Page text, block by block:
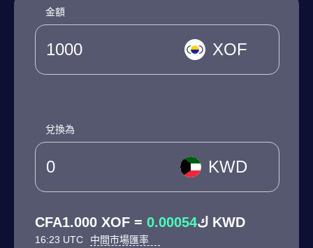
金額
XOF
兌換為
KWD
CFA1.000 XOF = ك0.00054 KWD
16:23 UTC 中間市場匯率